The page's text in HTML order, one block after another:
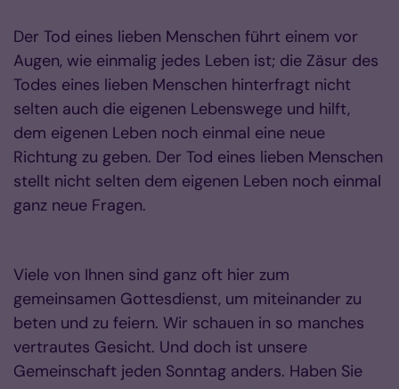
Der Tod eines lieben Menschen führt einem vor
Augen, wie einmalig jedes Leben ist; die Zäsur des
Todes eines lieben Menschen hinterfragt nicht
selten auch die eigenen Lebenswege und hilft,
dem eigenen Leben noch einmal eine neue
Richtung zu geben. Der Tod eines lieben Menschen
stellt nicht selten dem eigenen Leben noch einmal
ganz neue Fragen.
Viele von Ihnen sind ganz oft hier zum
gemeinsamen Gottesdienst, um miteinander zu
beten und zu feiern. Wir schauen in so manches
vertrautes Gesicht. Und doch ist unsere
Gemeinschaft jeden Sonntag anders. Haben Sie